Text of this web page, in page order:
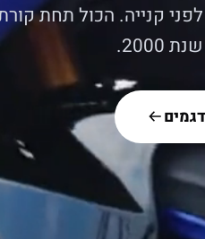
קנייה. הכול תחת